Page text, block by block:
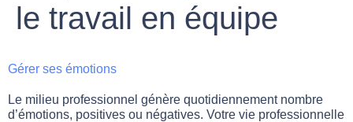
le travail en équipe
Gérer ses émotions
Le milieu professionnel génère quotidiennement nombre
d’émotions, positives ou négatives. Votre vie professionnelle